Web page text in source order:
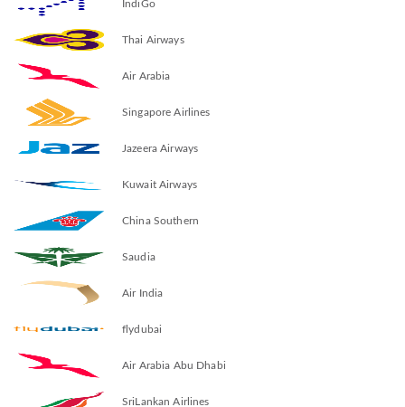
IndiGo
Thai Airways
Air Arabia
Singapore Airlines
Jazeera Airways
Kuwait Airways
China Southern
Saudia
Air India
flydubai
Air Arabia Abu Dhabi
SriLankan Airlines